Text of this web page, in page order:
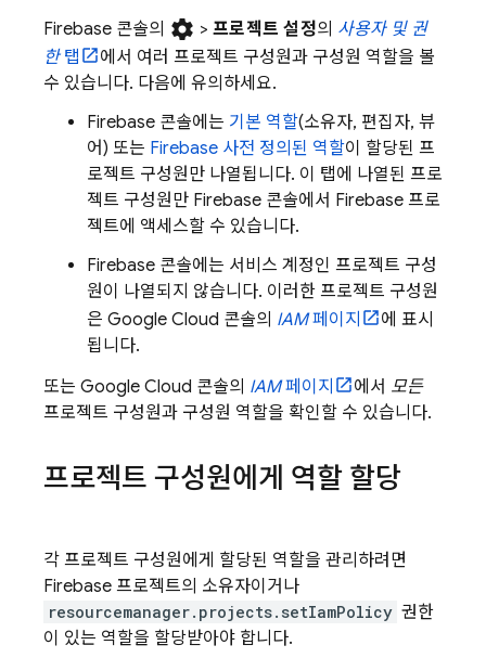
Firebase 콘솔의 settings > 프로젝트 설정의 사용자 및 권
한탭
에서 여러 프로젝트 구성원과 구성원 역할을 볼
수 있습니다. 다음에 유의하세요.
Firebase 콘솔에는 기본 역할(소유자, 편집자, 뷰
어) 또는 Firebase 사전 정의된 역할이 할당된 프
로젝트 구성원만 나열됩니다. 이 탭에 나열된 프로
젝트 구성원만 Firebase 콘솔에서 Firebase 프로
젝트에 액세스할 수 있습니다.
Firebase 콘솔에는 서비스 계정인 프로젝트 구성
원이 나열되지 않습니다. 이러한 프로젝트 구성원
은 Google Cloud 콘솔의 IAM페이지
에 표시
됩니다.
또는 Google Cloud 콘솔의 IAM페이지 에서 모든
프로젝트 구성원과 구성원 역할을 확인할 수 있습니다.
프로젝트 구성원에게 역할 할당
각 프로젝트 구성원에게 할당된 역할을 관리하려면
Firebase 프로젝트의 소유자이거나
resourcemanager.projects.setIamPolicy 권한
이 있는 역할을 할당받아야 합니다.